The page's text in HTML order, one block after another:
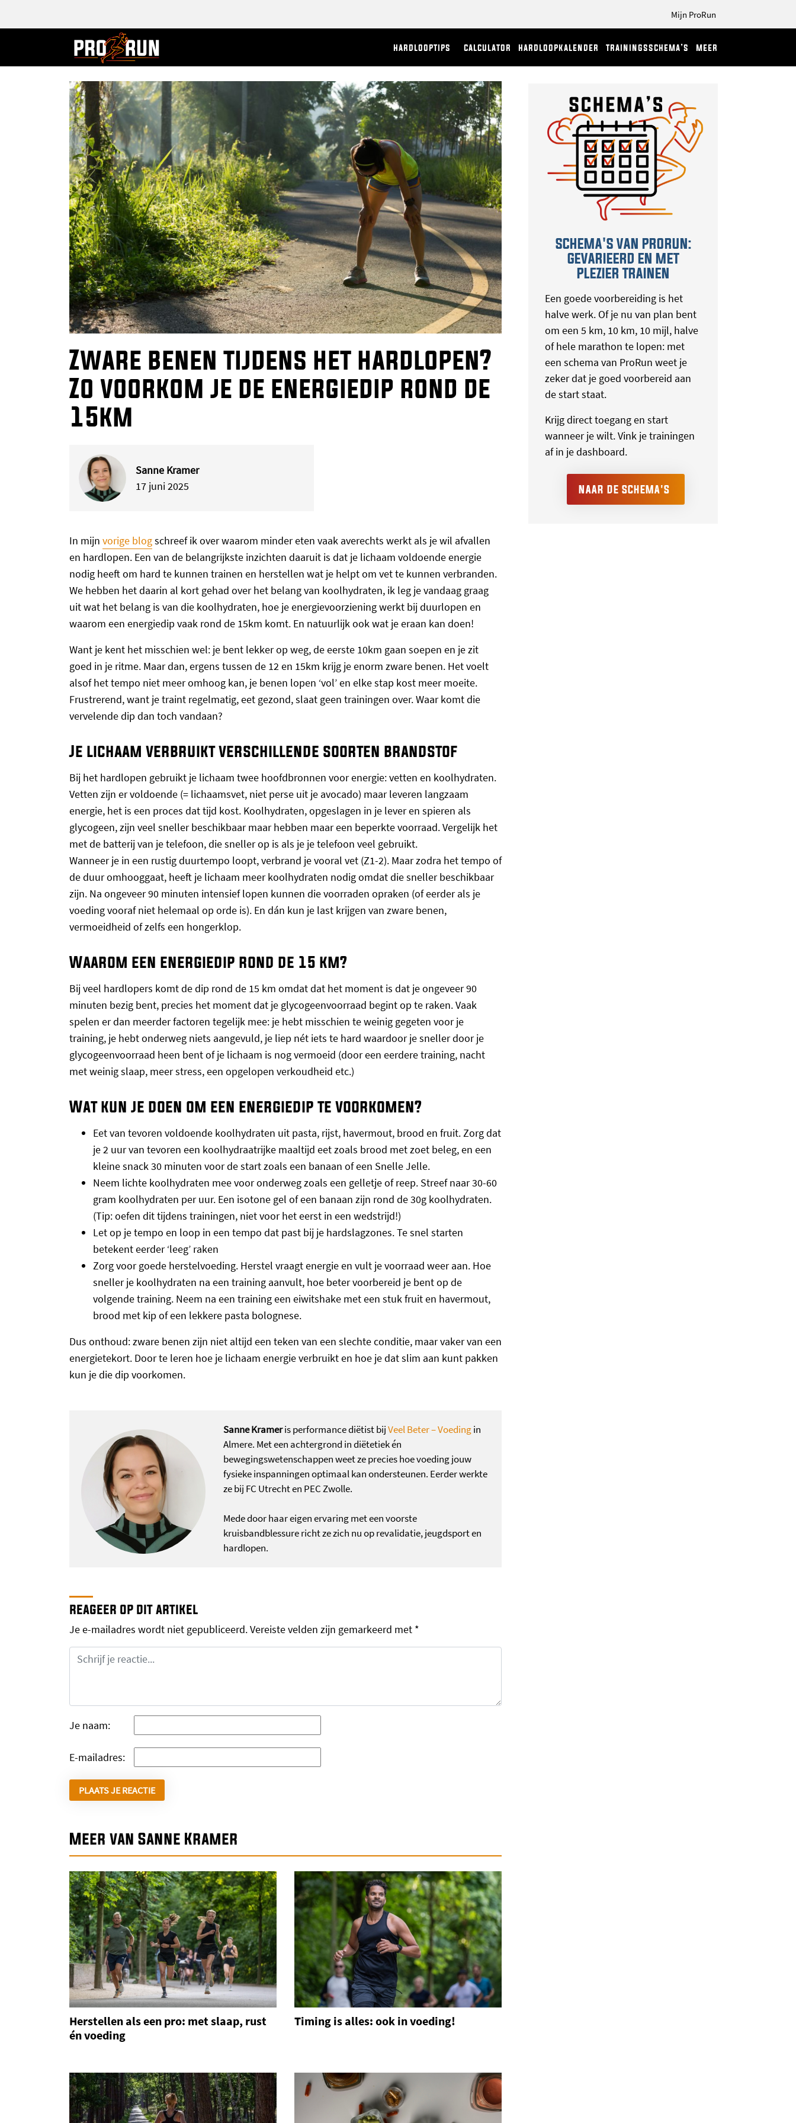
Mijn ProRun
hardlooptips calculator hardloopkalender trainingsschema’s meer
Zware benen tijdens het hardlopen?
Zo voorkom je de energiedip rond de
15km
Sanne Kramer
17 juni 2025
In mijn vorige blogschreef ik over waarom minder eten vaak averechts werkt als je wil afvallen
en hardlopen. Een van de belangrijkste inzichten daaruit is dat je lichaam voldoende energie
nodig heeft om hard te kunnen trainen en herstellen wat je helpt om vet te kunnen verbranden.
We hebben het daarin al kort gehad over het belang van koolhydraten, ik leg je vandaag graag
uit wat het belang is van die koolhydraten, hoe je energievoorziening werkt bij duurlopen en
waarom een energiedip vaak rond de 15km komt. En natuurlijk ook wat je eraan kan doen!
Want je kent het misschien wel: je bent lekker op weg, de eerste 10km gaan soepen en je zit
goed in je ritme. Maar dan, ergens tussen de 12 en 15km krijg je enorm zware benen. Het voelt
alsof het tempo niet meer omhoog kan, je benen lopen ‘vol’ en elke stap kost meer moeite.
Frustrerend, want je traint regelmatig, eet gezond, slaat geen trainingen over. Waar komt die
vervelende dip dan toch vandaan?
Je lichaam verbruikt verschillende soorten brandstof
Bij het hardlopen gebruikt je lichaam twee hoofdbronnen voor energie: vetten en koolhydraten.
Vetten zijn er voldoende (= lichaamsvet, niet perse uit je avocado) maar leveren langzaam
energie, het is een proces dat tijd kost. Koolhydraten, opgeslagen in je lever en spieren als
glycogeen, zijn veel sneller beschikbaar maar hebben maar een beperkte voorraad. Vergelijk het
met de batterij van je telefoon, die sneller op is als je je telefoon veel gebruikt.
Wanneer je in een rustig duurtempo loopt, verbrand je vooral vet (Z1-2). Maar zodra het tempo of
de duur omhooggaat, heeft je lichaam meer koolhydraten nodig omdat die sneller beschikbaar
zijn. Na ongeveer 90 minuten intensief lopen kunnen die voorraden opraken (of eerder als je
voeding vooraf niet helemaal op orde is). En dán kun je last krijgen van zware benen,
vermoeidheid of zelfs een hongerklop.
Waarom een energiedip rond de 15 km?
Bij veel hardlopers komt de dip rond de 15 km omdat dat het moment is dat je ongeveer 90
minuten bezig bent, precies het moment dat je glycogeenvoorraad begint op te raken. Vaak
spelen er dan meerder factoren tegelijk mee: je hebt misschien te weinig gegeten voor je
training, je hebt onderweg niets aangevuld, je liep nét iets te hard waardoor je sneller door je
glycogeenvoorraad heen bent of je lichaam is nog vermoeid (door een eerdere training, nacht
met weinig slaap, meer stress, een opgelopen verkoudheid etc.)
Wat kun je doen om een energiedip te voorkomen?
Eet van tevoren voldoende koolhydraten uit pasta, rijst, havermout, brood en fruit. Zorg dat
je 2 uur van tevoren een koolhydraatrijke maaltijd eet zoals brood met zoet beleg, en een
kleine snack 30 minuten voor de start zoals een banaan of een Snelle Jelle.
Neem lichte koolhydraten mee voor onderweg zoals een gelletje of reep. Streef naar 30-60
gram koolhydraten per uur. Een isotone gel of een banaan zijn rond de 30g koolhydraten.
(Tip: oefen dit tijdens trainingen, niet voor het eerst in een wedstrijd!)
Let op je tempo en loop in een tempo dat past bij je hardslagzones. Te snel starten
betekent eerder ‘leeg’ raken
Zorg voor goede herstelvoeding. Herstel vraagt energie en vult je voorraad weer aan. Hoe
sneller je koolhydraten na een training aanvult, hoe beter voorbereid je bent op de
volgende training. Neem na een training een eiwitshake met een stuk fruit en havermout,
brood met kip of een lekkere pasta bolognese.
Dus onthoud: zware benen zijn niet altijd een teken van een slechte conditie, maar vaker van een
energietekort. Door te leren hoe je lichaam energie verbruikt en hoe je dat slim aan kunt pakken
kun je die dip voorkomen.
Sanne Krameris performance diëtist bijVeel Beter – Voedingin
Almere. Met een achtergrond in diëtetiek én
bewegingswetenschappen weet ze precies hoe voeding jouw
fysieke inspanningen optimaal kan ondersteunen. Eerder werkte
ze bij FC Utrecht en PEC Zwolle.
Mede door haar eigen ervaring met een voorste
kruisbandblessure richt ze zich nu op revalidatie, jeugdsport en
hardlopen.
reageer op dit artikel
Je e-mailadres wordt niet gepubliceerd.Vereiste velden zijn gemarkeerd met *
Je naam:
E-mailadres:
Meer van Sanne Kramer
Herstellen als een pro: met slaap, rust
én voeding
Timing is alles: ook in voeding!
SCHEMA'S VAN PRORUN:
GEVARIEERD EN MET
PLEZIER TRAINEN
Een goede voorbereiding is het
halve werk. Of je nu van plan bent
om een 5 km, 10 km, 10 mijl, halve
of hele marathon te lopen: met
een schema van ProRun weet je
zeker dat je goed voorbereid aan
de start staat.
Krijg direct toegang en start
wanneer je wilt. Vink je trainingen
af in je dashboard.
NAAR DE SCHEMA'S